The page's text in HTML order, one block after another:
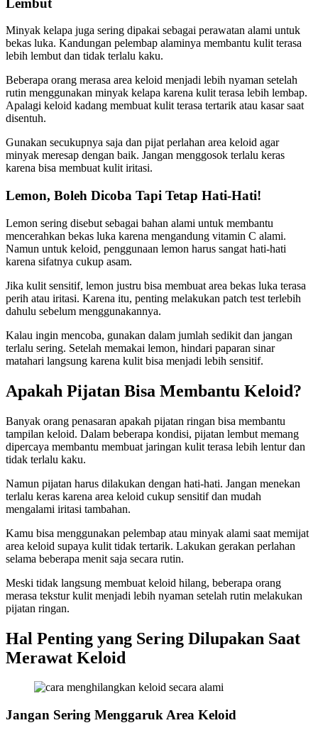
Minyak kelapa juga sering dipakai sebagai perawatan alami untuk
bekas luka. Kandungan pelembap alaminya membantu kulit terasa
lebih lembut dan tidak terlalu kaku.
Beberapa orang merasa area keloid menjadi lebih nyaman setelah
rutin menggunakan minyak kelapa karena kulit terasa lebih lembap.
Apalagi keloid kadang membuat kulit terasa tertarik atau kasar saat
disentuh.
Gunakan secukupnya saja dan pijat perlahan area keloid agar
minyak meresap dengan baik. Jangan menggosok terlalu keras
karena bisa membuat kulit iritasi.
Lemon, Boleh Dicoba Tapi Tetap Hati-Hati!
Lemon sering disebut sebagai bahan alami untuk membantu
mencerahkan bekas luka karena mengandung vitamin C alami.
Namun untuk keloid, penggunaan lemon harus sangat hati-hati
karena sifatnya cukup asam.
Jika kulit sensitif, lemon justru bisa membuat area bekas luka terasa
perih atau iritasi. Karena itu, penting melakukan patch test terlebih
dahulu sebelum menggunakannya.
Kalau ingin mencoba, gunakan dalam jumlah sedikit dan jangan
terlalu sering. Setelah memakai lemon, hindari paparan sinar
matahari langsung karena kulit bisa menjadi lebih sensitif.
Apakah Pijatan Bisa Membantu Keloid?
Banyak orang penasaran apakah pijatan ringan bisa membantu
tampilan keloid. Dalam beberapa kondisi, pijatan lembut memang
dipercaya membantu membuat jaringan kulit terasa lebih lentur dan
tidak terlalu kaku.
Namun pijatan harus dilakukan dengan hati-hati. Jangan menekan
terlalu keras karena area keloid cukup sensitif dan mudah
mengalami iritasi tambahan.
Kamu bisa menggunakan pelembap atau minyak alami saat memijat
area keloid supaya kulit tidak tertarik. Lakukan gerakan perlahan
selama beberapa menit saja secara rutin.
Meski tidak langsung membuat keloid hilang, beberapa orang
merasa tekstur kulit menjadi lebih nyaman setelah rutin melakukan
pijatan ringan.
Hal Penting yang Sering Dilupakan Saat
Merawat Keloid
Jangan Sering Menggaruk Area Keloid